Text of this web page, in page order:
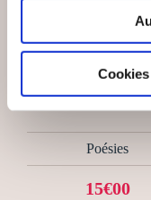
(0
MIROIRS ET
Poésies
15€00